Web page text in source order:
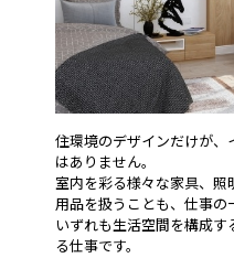
住環境のデザインだけが、
はありません。
室内を彩る様々な家具、照
用品を扱うことも、仕事の
いずれも生活空間を構成
る仕事です。